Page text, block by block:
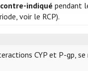
contre-indiqué pendant
voir le RCP).
CYP et P-gp,